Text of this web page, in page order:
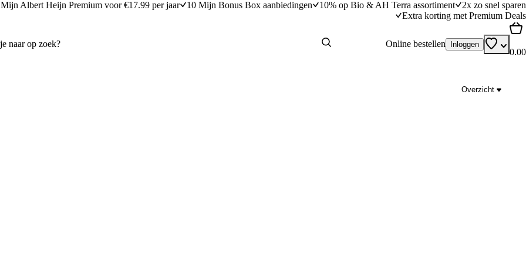
Mijn Albert Heijn Premium voor €17.99 per jaar 10 Mijn Bonus Box aanbiedingen 10% op Bio & AH Terra assortiment
2x zo snel sparen
Extra korting met Premium Deals
Online bestellen Inloggen
0.00
Overzicht